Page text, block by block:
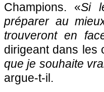
Champions. «Si
préparer au
trouveront en
dirigeant dans les
que je souhaite
argue-t-il.